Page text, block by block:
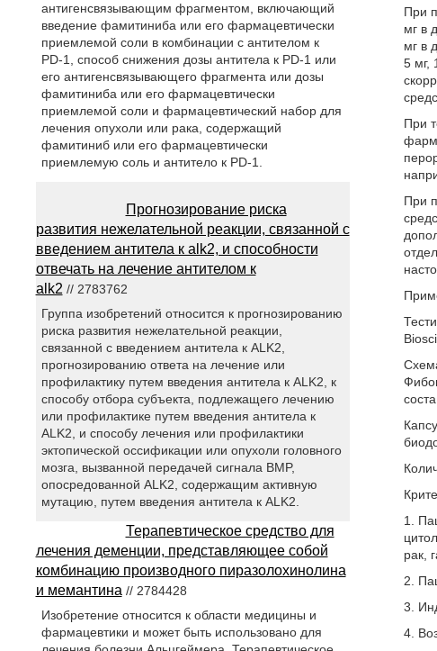
При
мг в
мг в
5 мг,
При
При
1.
рак,
2.
3.
4.
антигенсвязывающим фрагментом, включающий
введение фамитиниба или его фармацевтически
приемлемой соли в комбинации с антителом к
PD-1, способ снижения дозы антитела к PD-1 или
его антигенсвязывающего фрагмента или дозы
фамитиниба или его фармацевтически
приемлемой соли и фармацевтический набор для
лечения опухоли или рака, содержащий
фамитиниб или его фармацевтически
приемлемую соль и антитело к PD-1.
Прогнозирование риска
развития нежелательной реакции, связанной с
введением антитела к alk2, и способности
отвечать на лечение антителом к
alk2 // 2783762
Группа изобретений относится к прогнозированию
риска развития нежелательной реакции,
связанной с введением антитела к ALK2,
прогнозированию ответа на лечение или
профилактику путем введения антитела к ALK2, к
способу отбора субъекта, подлежащего лечению
или профилактике путем введения антитела к
ALK2, и способу лечения или профилактики
эктопической оссификации или опухоли головного
мозга, вызванной передачей сигнала BMP,
опосредованной ALK2, содержащим активную
мутацию, путем введения антитела к ALK2.
Терапевтическое средство для
лечения деменции, представляющее собой
комбинацию производного пиразолохинолина
и мемантина// 2784428
Изобретение относится к области медицины и
фармацевтики и может быть использовано для